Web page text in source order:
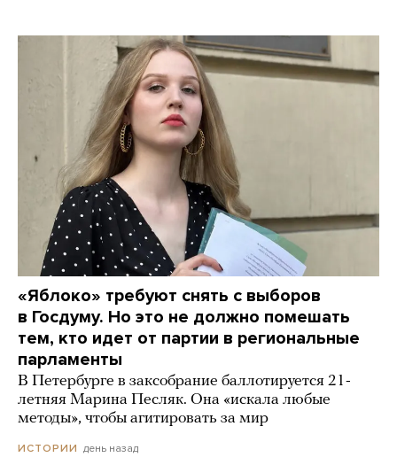
«Яблоко» требуют снять с выборов
в Госдуму. Но это не должно помешать
тем, кто идет от партии в региональные
парламенты
В Петербурге в заксобрание баллотируется 21-
летняя Марина Песляк. Она «искала любые
методы», чтобы агитировать за мир
ИСТОРИИ день назад